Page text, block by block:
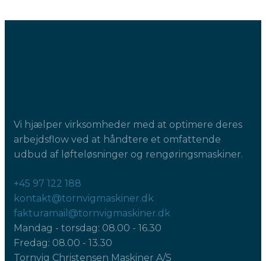
Vi hjælper virksomheder med at optimere deres
arbejdsflow ved at håndtere et omfattende
udbud af løfteløsninger og rengøringsmaskiner.
+45 97 122 188
kontakt@tornvigmaskiner.dk
fakturamail@tornvigmaskiner.dk
Mandag - torsdag: 08.00 - 16.30
Fredag: 08.00 - 13.30
Tornvig Christensen Maskiner A/S